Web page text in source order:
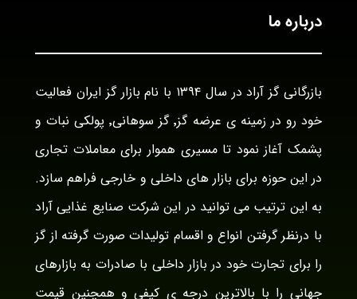
درباره ما
بازرگانی گز آراد در سال ۱۳۹۴ با نام بازار گز ایران فعالیت
خود رو در زمینه ی عرضه گز٬ گز سوهانی٬ پولکی نبات و
پشمک آغاز نمود تا مسیری هموار برای معاملات تجاری
در این حوزه برای بازار های داخلی و خارجی فراهم سازد.
به این ترتیب می توانید در این شرکت صنایع غذایی آراد
با درنظر گرفتن انواع و اقسام تولیدات صورت گرفته از گز
را برای تجارت خود در بازار داخلی با صادرات به بازارهای
جهانی را با بالاترین درجه ی کیفی و همچنین قیمت